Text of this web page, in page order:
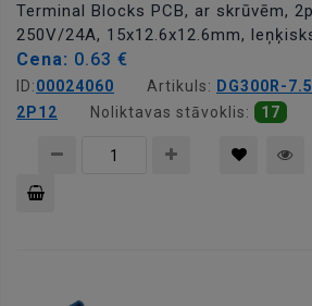
Terminal Blocks PCB, ar skrūvēm,
250V/24A, 15x12.6x12.6mm,
Cena: 0.63 €
ID:00024060 Artikuls: DG300R-
2P12
Noliktavas stāvoklis: 17